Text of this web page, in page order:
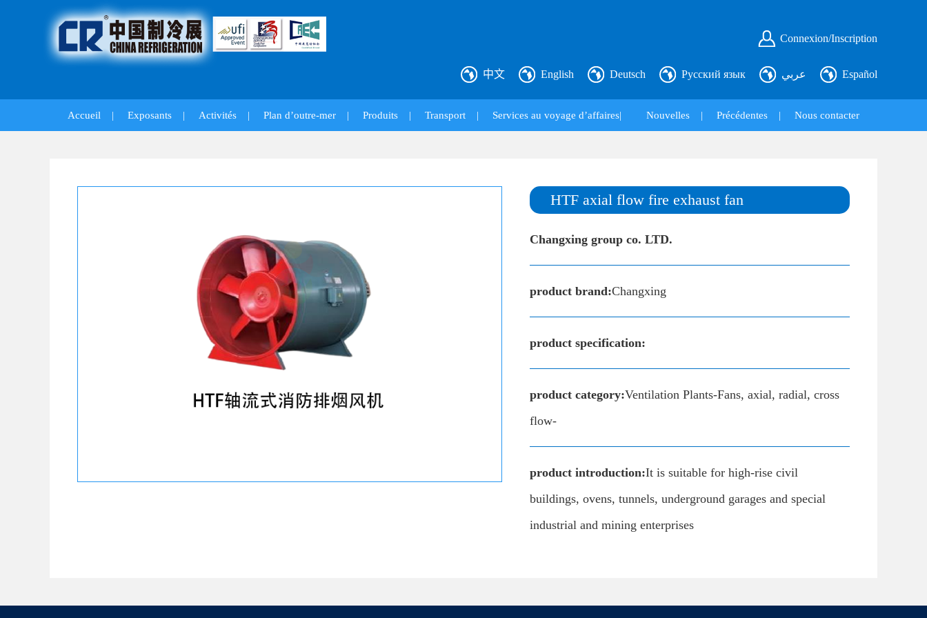
Connexion/Inscription
中文 English Deutsch Русский язык عربي Español
Accueil | Exposants | Activités | Plan d’outre-mer | Produits | Transport | Services au voyage d’affaires| Nouvelles | Précédentes | Nous contacter
HTF axial flow fire exhaust fan
Changxing group co. LTD.
product brand:Changxing
product specification:
product category:Ventilation Plants-Fans, axial, radial, cross
flow-
product introduction:It is suitable for high-rise civil
buildings, ovens, tunnels, underground garages and special
industrial and mining enterprises